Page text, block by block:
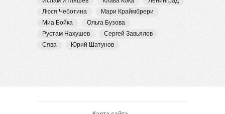
Люся Чеботина
Мари Краймбрери
Миа Бойка
Ольга Бузова
Рустам Нахушев
Сергей Завьялов
Сява
Юрий Шатунов